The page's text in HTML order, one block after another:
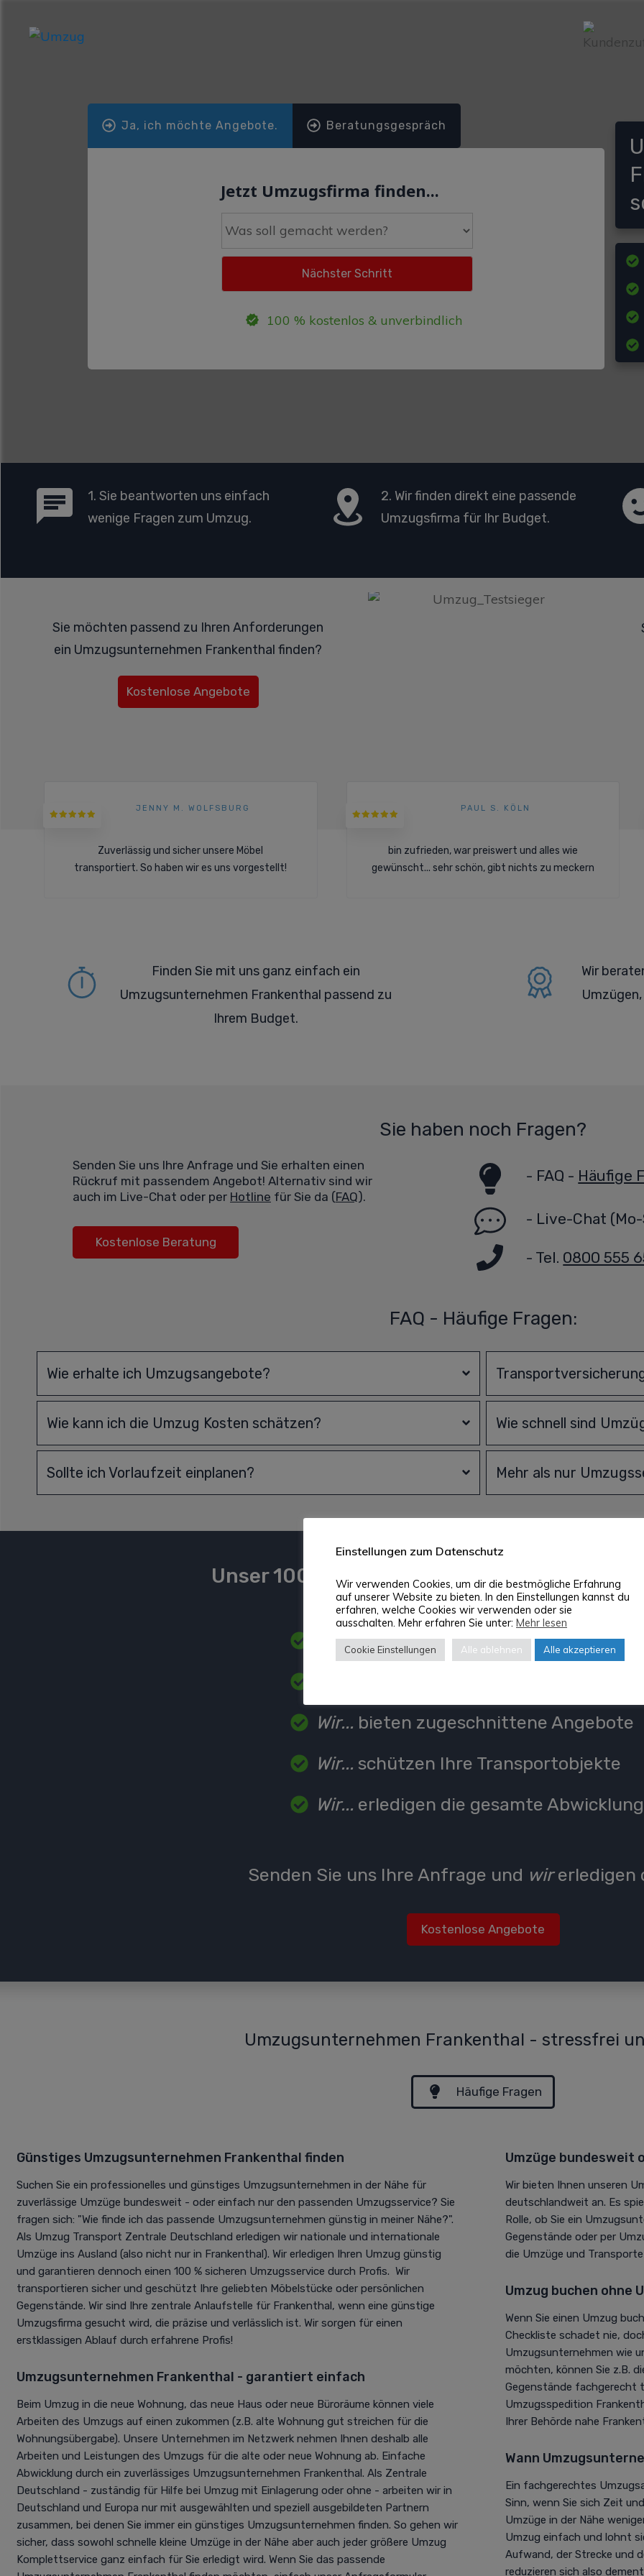
Ja, ich möchte Angebote. Beratungsgespräch
Jetzt Umzugsfirma finden...
100 % kostenlos & unverbindlich
1. Sie beantworten uns einfach
wenige Fragen zum Umzug.
2. Wir finden direkt eine passende
Umzugsfirma für Ihr Budget.
Sie möchten passend zu Ihren Anforderungen
ein Umzugsunternehmen Frankenthal finden?
Kostenlose Angebote
JENNY M. WOLFSBURG
Zuverlässig und sicher unsere Möbel
transportiert. So haben wir es uns vorgestellt!
PAUL S. KÖLN
bin zufrieden, war preiswert und alles wie
gewünscht... sehr schön, gibt nichts zu meckern
Finden Sie mit uns ganz einfach ein
Umzugsunternehmen Frankenthal passend zu
Ihrem Budget.
Wir
Sie haben noch Fragen?
Senden Sie uns Ihre Anfrage und Sie erhalten einen
Rückruf mit passendem Angebot! Alternativ sind wir
auch im Live-Chat oder per Hotline für Sie da (FAQ).
Kostenlose Beratung
- FAQ - Häufige
- Live-Chat
- Tel. 0800 555
FAQ - Häufige Fragen:
Wie erhalte ich Umzugsangebote?
Wie kann ich die Umzug Kosten schätzen?
Sollte ich Vorlaufzeit einplanen?
Wie schnell sind
Mehr als nur
Unser 100 % Service: Umzugsunternehmen
Wir...sind deutschlandweit für Sie da
Wir... bieten zugeschnittene Angebote
Wir... schützen Ihre Transportobjekte
Wir... erledigen die gesamte Abwicklung
Senden Sie uns Ihre Anfrage und wirerledigen
Kostenlose Angebote
Umzugsunternehmen Frankenthal - stressfrei
Häufige Fragen
Günstiges Umzugsunternehmen Frankenthal finden
Suchen Sie ein professionelles und günstiges Umzugsunternehmen in der Nähe für
zuverlässige Umzüge bundesweit - oder einfach nur den passenden Umzugsservice? Sie
fragen sich: "Wie finde ich das passende Umzugsunternehmen günstig in meiner Nähe?".
Als Umzug Transport Zentrale Deutschland erledigen wir nationale und internationale
Umzüge ins Ausland (also nicht nur in Frankenthal). Wir erledigen Ihren Umzug günstig
und garantieren dennoch einen 100 % sicheren Umzugsservice durch Profis. Wir
transportieren sicher und geschützt Ihre geliebten Möbelstücke oder persönlichen
Gegenstände. Wir sind Ihre zentrale Anlaufstelle für Frankenthal, wenn eine günstige
Umzugsfirma gesucht wird, die präzise und verlässlich ist. Wir sorgen für einen
erstklassigen Ablauf durch erfahrene Profis!
Umzugsunternehmen Frankenthal - garantiert einfach
Beim Umzug in die neue Wohnung, das neue Haus oder neue Büroräume können viele
Arbeiten des Umzugs auf einen zukommen (z.B. alte Wohnung gut streichen für die
Wohnungsübergabe). Unsere Unternehmen im Netzwerk nehmen Ihnen deshalb alle
Arbeiten und Leistungen des Umzugs für die alte oder neue Wohnung ab. Einfache
Abwicklung durch ein zuverlässiges Umzugsunternehmen Frankenthal. Als Zentrale
Deutschland - zuständig für Hilfe bei Umzug mit Einlagerung oder ohne - arbeiten wir in
Deutschland und Europa nur mit ausgewählten und speziell ausgebildeten Partnern
zusammen, bei denen Sie immer ein günstiges Umzugsunternehmen finden. So gehen wir
sicher, dass sowohl schnelle kleine Umzüge in der Nähe aber auch jeder größere Umzug
Komplettservice ganz einfach für Sie erledigt wird. Wenn Sie das passende
Umzüge bundesweit
Wir bieten Ihnen unseren
deutschlandweit an. Es
Rolle, ob Sie ein
Gegenstände oder per
die Umzüge und
Umzug buchen ohne
Wenn Sie einen Umzug
Checkliste schadet nie,
Umzugsunternehmen wie
möchten, können Sie z.B.
Gegenstände fachgerecht
Umzugsspedition
Ihrer Behörde nahe
Wann
Ein fachgerechtes
Sinn, wenn Sie sich Zeit
Umzüge in der Nähe
Umzug einfach und lohnt
Aufwand, der Strecke und
reduzieren sich also
Einstellungen zum Datenschutz
Wir verwenden Cookies, um dir die bestmögliche Erfahrung
auf unserer Website zu bieten. In den Einstellungen kannst du
erfahren, welche Cookies wir verwenden oder sie
ausschalten. Mehr erfahren Sie unter: Mehr lesen
Cookie Einstellungen Alle ablehnen Alle akzeptieren